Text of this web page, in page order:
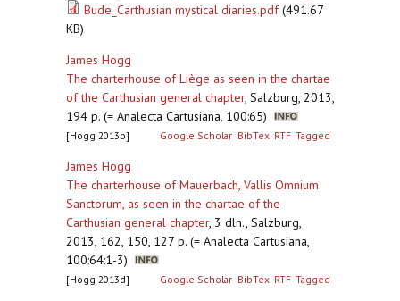
Bude_Carthusian mystical diaries.pdf(491.67
KB)
James Hogg
The charterhouse of Liège as seen in the chartae
of the Carthusian general chapter, Salzburg, 2013,
194 p. (= Analecta Cartusiana, 100:65)
[Hogg 2013b] Google Scholar BibTex RTF Tagged
James Hogg
The charterhouse of Mauerbach, Vallis Omnium
Sanctorum, as seen in the chartae of the
Carthusian general chapter, 3 dln., Salzburg,
2013, 162, 150, 127 p. (= Analecta Cartusiana,
100:64:1-3)
[Hogg 2013d] Google Scholar BibTex RTF Tagged